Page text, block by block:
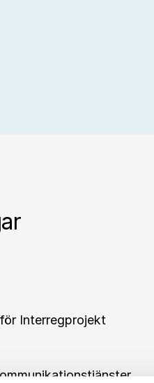
Interregprojekt